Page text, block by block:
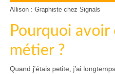
Allison : Graphiste chez Signals
Pourquoi avoir
métier ?
Quand j’étais petite, j’ai